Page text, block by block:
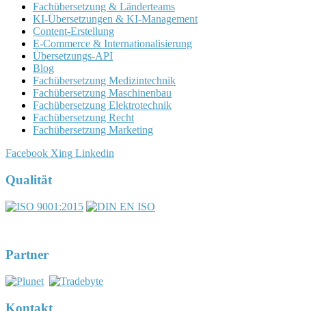
Fachübersetzung & Länderteams
KI-Übersetzungen & KI-Management
Content-Erstellung
E-Commerce & Internationalisierung
Übersetzungs-API
Blog
Fachübersetzung Medizintechnik
Fachübersetzung Maschinenbau
Fachübersetzung Elektrotechnik
Fachübersetzung Recht
Fachübersetzung Marketing
Facebook Xing Linkedin
Qualität
Partner
Kontakt